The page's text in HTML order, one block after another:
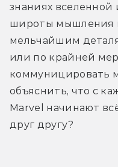
знаниях вселенной
широты мышления
мельчайшим
или по крайней
коммуницировать
объяснить, что с
Marvel начинают
друг другу?